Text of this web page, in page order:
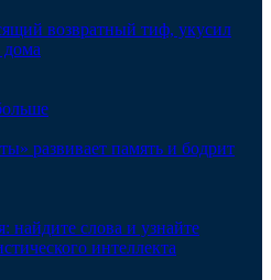
возвратный тиф, укусил
дома
развивает память и бодрит
найдите слова и узнайте
интеллекта